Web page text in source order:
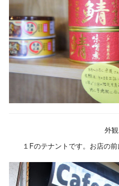
外観
１Fのテナントです。お店の前